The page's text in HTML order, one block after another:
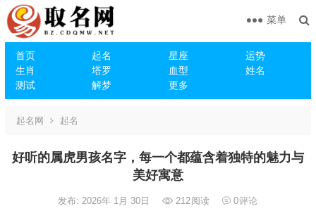
首页 起名 星座
运势
生肖
塔罗 血型
姓名
测试
解梦 更多
菜单
起名网 起名
好听的属虎男孩名字，每一个都蕴含着独特的魅力与
美好寓意
发布: 2026年 1月 30日 212阅读 0评论